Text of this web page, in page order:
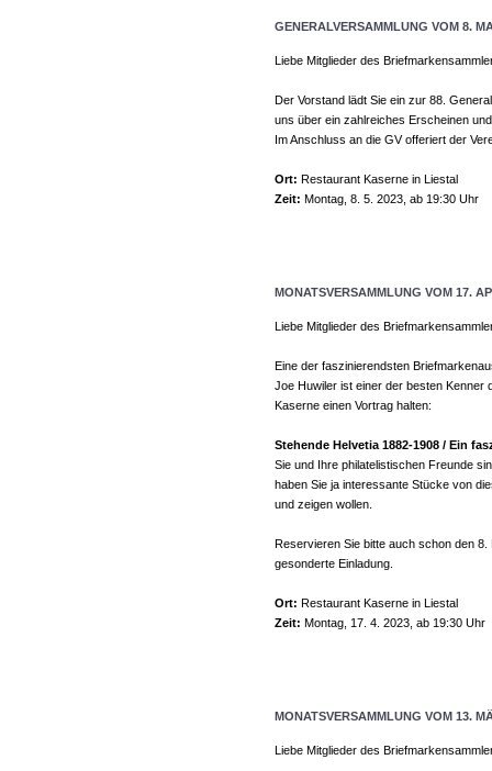
GENERALVERSAMMLUNG VOM 8.
Liebe Mitglieder des
Der Vorstand lädt Sie ein zur 88.
uns über ein zahlreiches Erscheinen
Im Anschluss an die GV offeriert der
Ort: Restaurant Kaserne in Liestal
Zeit: Montag, 8. 5. 2023, ab 19:30 Uhr
MONATSVERSAMMLUNG VOM 17.
Liebe Mitglieder des
Eine der faszinierendsten
Joe Huwiler ist einer der besten Kenner
Kaserne einen Vortrag halten:
Stehende Helvetia 1882-1908 / Ein
Sie und Ihre philatelistischen Freunde
haben Sie ja interessante Stücke von
und zeigen wollen.
Reservieren Sie bitte auch schon den
gesonderte Einladung.
Ort: Restaurant Kaserne in Liestal
Zeit: Montag, 17. 4. 2023, ab 19:30 Uhr
MONATSVERSAMMLUNG VOM 13.
Liebe Mitglieder des